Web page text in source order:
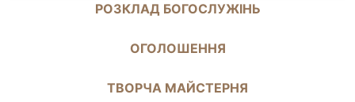
РОЗКЛАД БОГОСЛУЖІНЬ
ОГОЛОШЕННЯ
ТВОРЧА МАЙСТЕРНЯ